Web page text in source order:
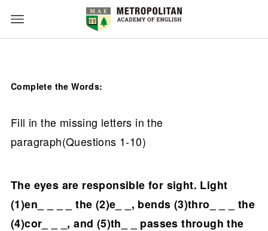
Complete the Words:
Fill in the missing letters in the
paragraph(Questions 1-10)
The eyes are responsible for sight. Light
(1)en_ _ _ _ the (2)e_ _, bends (3)thro_ _ _ the
(4)cor_ _ _, and (5)th_ _ passes through the